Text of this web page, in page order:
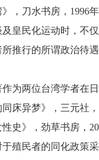
，刀水书房， 1996
皇民化运动时，不
推行的所谓政治待
为两位台湾学者在
床异梦》，三元社，
史》，劲草书房，
殖民者的同化政策